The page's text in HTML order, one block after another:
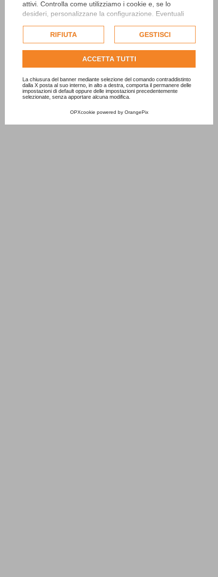
attivi. Controlla come utilizziamo i cookie e, se lo
desideri, personalizzane la configurazione. Eventuali
esclusivamente previa acquisizione del consenso
dell'utente.
Consulta l'informativa cookie completa.
RIFIUTA GESTISCI
ACCETTA TUTTI
La chiusura del banner mediante selezione del comando contraddistinto
dalla X posta al suo interno, in alto a destra, comporta il permanere delle
impostazioni di default oppure delle impostazioni precedentemente
selezionate, senza apportare alcuna modifica.
OPXcookie powered by OrangePix